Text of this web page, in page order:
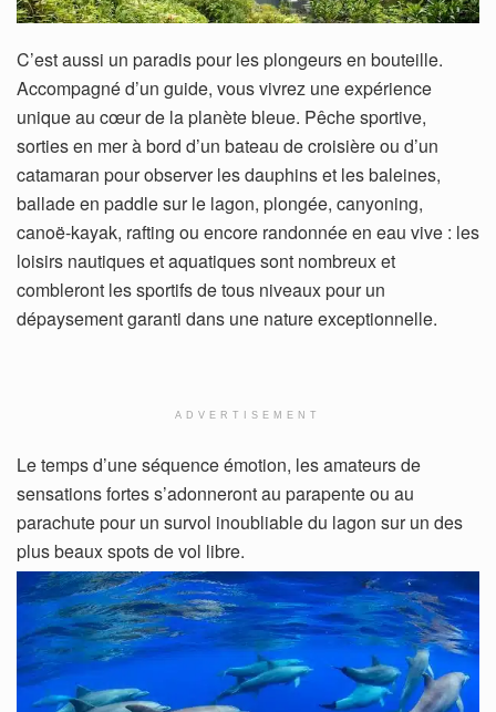
C’est aussi un paradis pour les plongeurs en bouteille.
Accompagné d’un guide, vous vivrez une expérience
unique au cœur de la planète bleue. Pêche sportive,
sorties en mer à bord d’un bateau de croisière ou d’un
catamaran pour observer les dauphins et les baleines,
ballade en paddle sur le lagon, plongée, canyoning,
canoë-kayak, rafting ou encore randonnée en eau vive : les
loisirs nautiques et aquatiques sont nombreux et
combleront les sportifs de tous niveaux pour un
dépaysement garanti dans une nature exceptionnelle.
ADVERTISEMENT
Le temps d’une séquence émotion, les amateurs de
sensations fortes s’adonneront au parapente ou au
parachute pour un survol inoubliable du lagon sur un des
plus beaux spots de vol libre.